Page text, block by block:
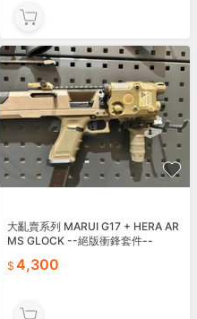
大亂賣系列 MARUI G17 + HERA AR
MS GLOCK --絕版衝鋒套件--
4,300